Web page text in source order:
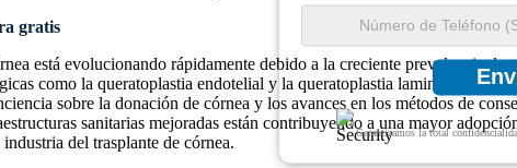
Garantizamos la total
gratis
está evolucionando rápidamente debido a la creciente prevalencia
como la queratoplastia endotelial y la queratoplastia laminar han
sobre la donación de córnea y los avances en los métodos de
sanitarias mejoradas están contribuyendo a una mayor
del trasplante de córnea.